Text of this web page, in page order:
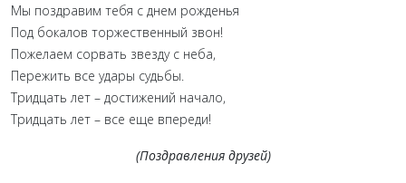
Мы поздравим тебя с днем рожденья
Под бокалов торжественный звон!
Пожелаем сорвать звезду с неба,
Пережить все удары судьбы.
Тридцать лет – достижений начало,
Тридцать лет – все еще впереди!
(Поздравления друзей)